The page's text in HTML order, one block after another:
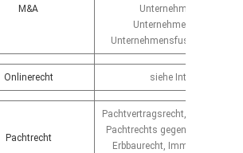
M&A
Unternehmensverkauf,
Unternehmensbewertung,
Unternehmensfusion,
Onlinerecht siehe Intenetrecht
Pachtrecht
Pachtvertragsrecht,
Pachtrechts gegenüber dem
Erbbaurecht,